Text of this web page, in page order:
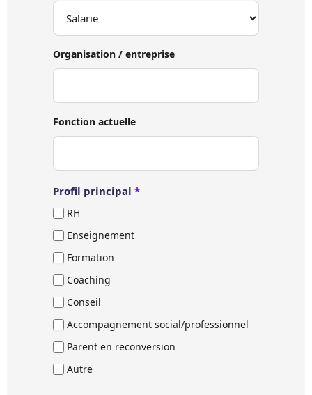
Organisation / entreprise
Fonction actuelle
Profil principal *
RH
Enseignement
Formation
Coaching
Conseil
Accompagnement social/professionnel
Parent en reconversion
Autre